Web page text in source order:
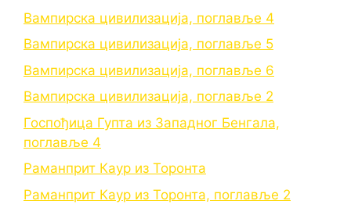
Вампирска цивилизација, поглавље 4
Вампирска цивилизација, поглавље 5
Вампирска цивилизација, поглавље 6
Вампирска цивилизација, поглавље 2
Госпођица Гупта из Западног Бенгала,
поглавље 4
Раманприт Каур из Торонта
Раманприт Каур из Торонта, поглавље 2